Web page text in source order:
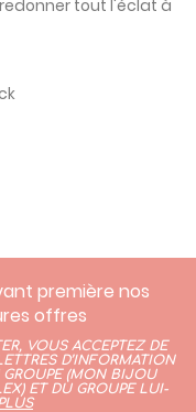
tout l'éclat à
les porter !
première nos
offres
VOUS ACCEPTEZ DE
D’INFORMATION
(MON BIJOU
ET DU GROUPE LUI-